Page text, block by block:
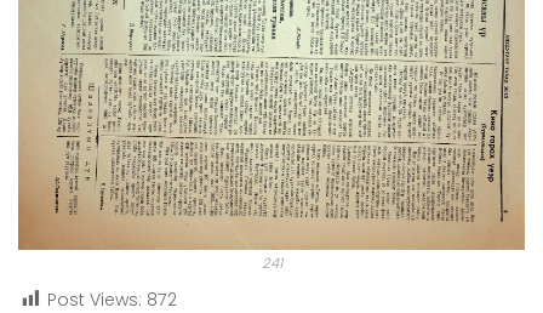
241
Post Views: 872